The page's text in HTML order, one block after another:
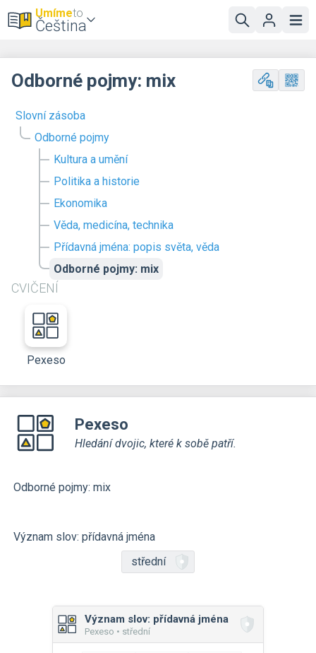
Umímeto
Čeština
Slovní zásoba
Odborné pojmy
Kultura a umění
Politika a historie
Ekonomika
Věda, medicína, technika
Přídavná jména: popis světa, věda
Odborné pojmy: mix
CVIČENÍ
Pexeso
Odborné pojmy: mix
Pexeso
Hledání dvojic, které k sobě patří.
Odborné pojmy: mix
Význam slov: přídavná jména
střední
Význam slov: přídavná jména
Pexeso • střední